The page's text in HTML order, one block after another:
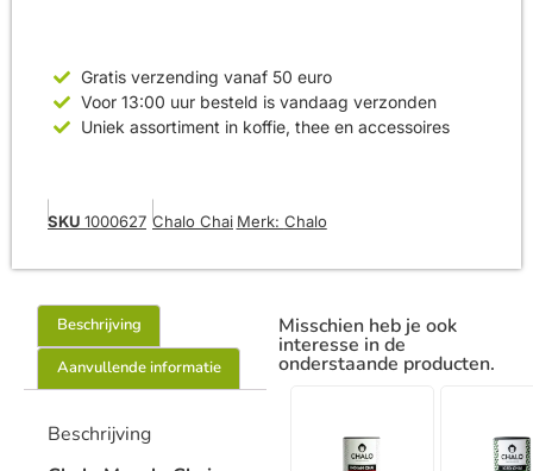
Gratis verzending vanaf 50 euro
Voor 13:00 uur besteld is vandaag verzonden
Uniek assortiment in koffie, thee en accessoires
SKU 1000627 Chalo Chai Merk: Chalo
Beschrijving
Aanvullende informatie
Beschrijving
Misschien heb je ook
interesse in de
onderstaande producten.